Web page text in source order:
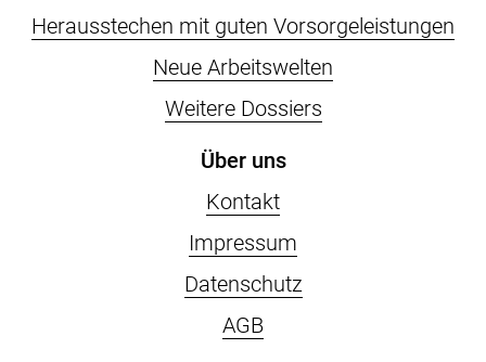
Herausstechen mit guten Vorsorgeleistungen
Neue Arbeitswelten
Weitere Dossiers
Über uns
Kontakt
Impressum
Datenschutz
AGB